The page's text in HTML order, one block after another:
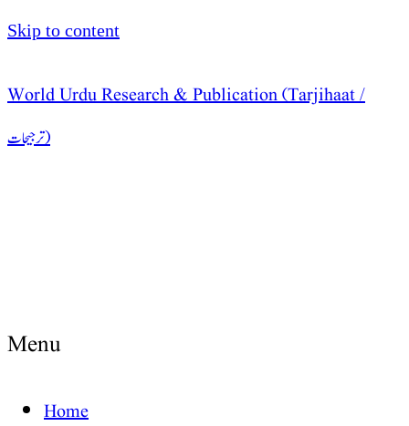
Skip to content
World Urdu Research & Publication (Tarjihaat /
ترجیحات )
Menu
Home